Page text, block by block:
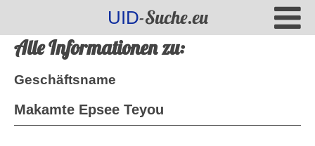
UID-Suche.eu
Alle Informationen zu:
Geschäftsname
Makamte Epsee Teyou